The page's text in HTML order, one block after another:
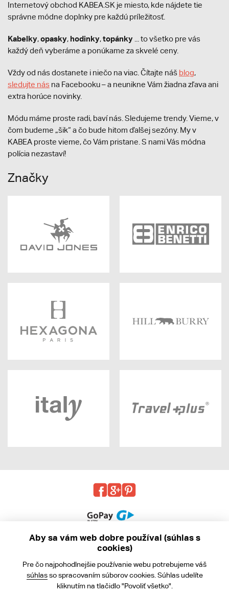
Internetový obchod KABEA.SK je miesto, kde nájdete tie
správne módne doplnky pre každú príležitosť.
Kabelky,opasky, hodinky,topánky ... to všetko pre vás
každý deň vyberáme a ponúkame za skvelé ceny.
Vždy od nás dostanete i niečo na viac. Čítajte náš blog,
sledujte nás na Facebooku – a neunikne Vám žiadna zľava ani
extra horúce novinky.
Módu máme proste radi, baví nás. Sledujeme trendy. Vieme, v
čom budeme „šik“ a čo bude hitom ďalšej sezóny. My v
KABEA proste vieme, čo Vám pristane. S nami Vás módna
polícia nezastaví!
Značky
Obchodné podmienky
Ochrana osobných údajov
Aby sa vám web dobre používal (súhlas s
cookies)
Pre čo najpohodlnejšie používanie webu potrebujeme váš
súhlasso spracovaním súborov cookies. Súhlas udelíte
kliknutím na tlačidlo "Povoliť všetko".